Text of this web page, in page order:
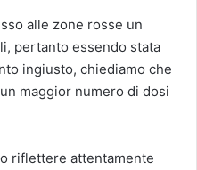
alle zone rosse un
pertanto essendo stata
ingiusto, chiediamo che
maggior numero di dosi
riflettere attentamente